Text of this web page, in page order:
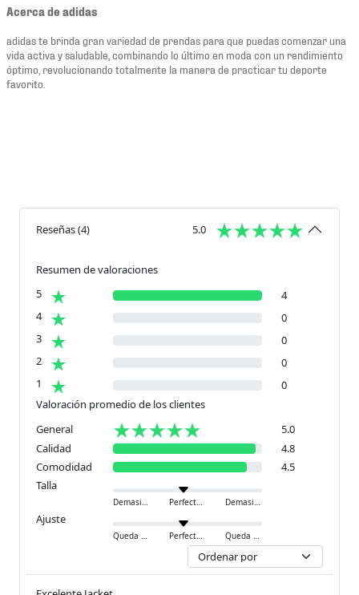
Acerca de adidas
adidas te brinda gran variedad de prendas para que puedas comenzar una
vida activa y saludable, combinando lo último en moda con un rendimiento
óptimo, revolucionando totalmente la manera de practicar tu deporte
favorito.
Reseñas(4) 5.0
Resumen de valoraciones
5
4
4
0
3
0
2
0
1
0
Valoración promedio de los clientes
General
5.0
Calidad
4.8
Comodidad
4.5
Talla
Demasiado pequeño Perfecto Demasiado grande
Ajuste
Queda ajustado Perfecto Queda holgado